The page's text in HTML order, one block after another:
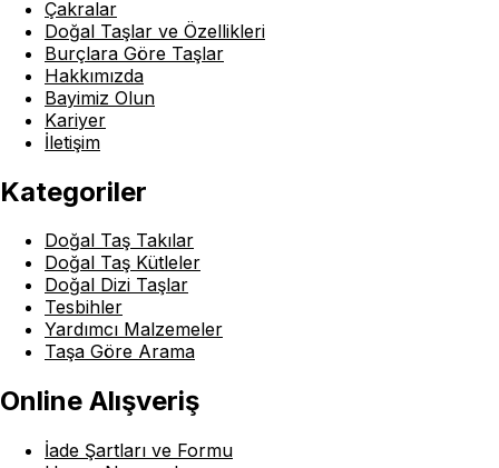
Çakralar
Doğal Taşlar ve Özellikleri
Burçlara Göre Taşlar
Hakkımızda
Bayimiz Olun
Kariyer
İletişim
Kategoriler
Doğal Taş Takılar
Doğal Taş Kütleler
Doğal Dizi Taşlar
Tesbihler
Yardımcı Malzemeler
Taşa Göre Arama
Online Alışveriş
İade Şartları ve Formu